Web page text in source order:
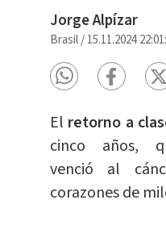
Jorge Alpízar
Brasil/15.11.2024
El retorno a
cinco años,
venció al
corazones de